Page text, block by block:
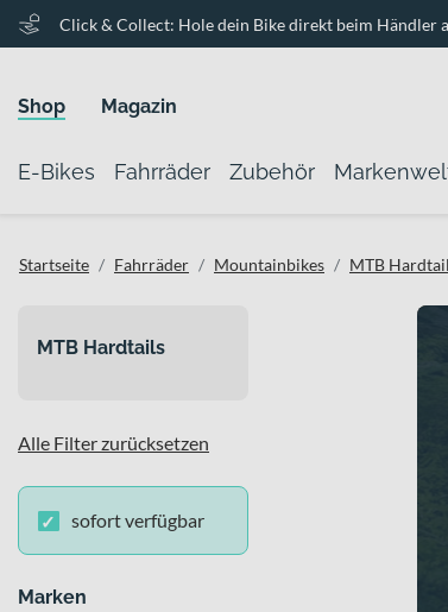
Click & Collect: Hole dein Bike direkt beim Händler
Shop Magazin
E-Bikes Fahrräder Zubehör
Startseite Fahrräder Mountainbikes MTB
MTB Hardtails
Alle Filter zurücksetzen
sofort verfügbar
Marken